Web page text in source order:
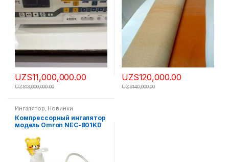
UZS11,000,000.00
UZS13,000,000.00
UZS120,000.00
UZS140,000.00
Ингалятор, Новинки
Компрессорный ингалятор
модель Omron NEC-801KD